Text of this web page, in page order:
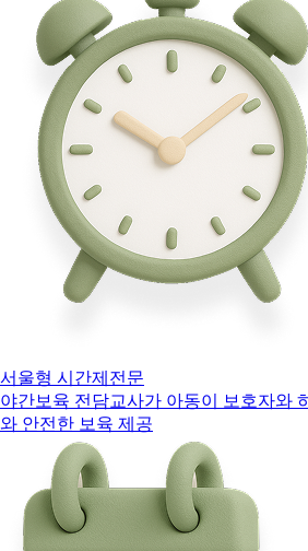
서울형 시간제전문
야간보육 전담교사가 아동이 보호자와
와 안전한 보육 제공